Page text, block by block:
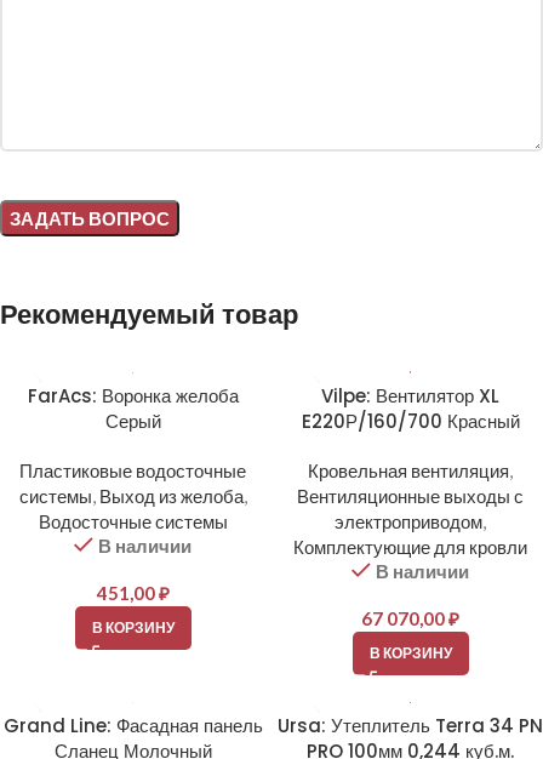
Рекомендуемый товар
FarAcs: Воронка желоба
Серый
Пластиковые водосточные
системы, Выход из желоба,
Водосточные системы
В наличии
451,00₽
В КОРЗИНУ
Vilpe: Вентилятор XL
E220Р/160/700 Красный
Кровельная вентиляция,
Вентиляционные выходы с
электроприводом,
Комплектующие для кровли
В наличии
67 070,00₽
В КОРЗИНУ
Grand Line: Фасадная панель
Сланец Молочный
Ursa: Утеплитель Terra 34 PN
PRO 100мм 0,244 куб.м.